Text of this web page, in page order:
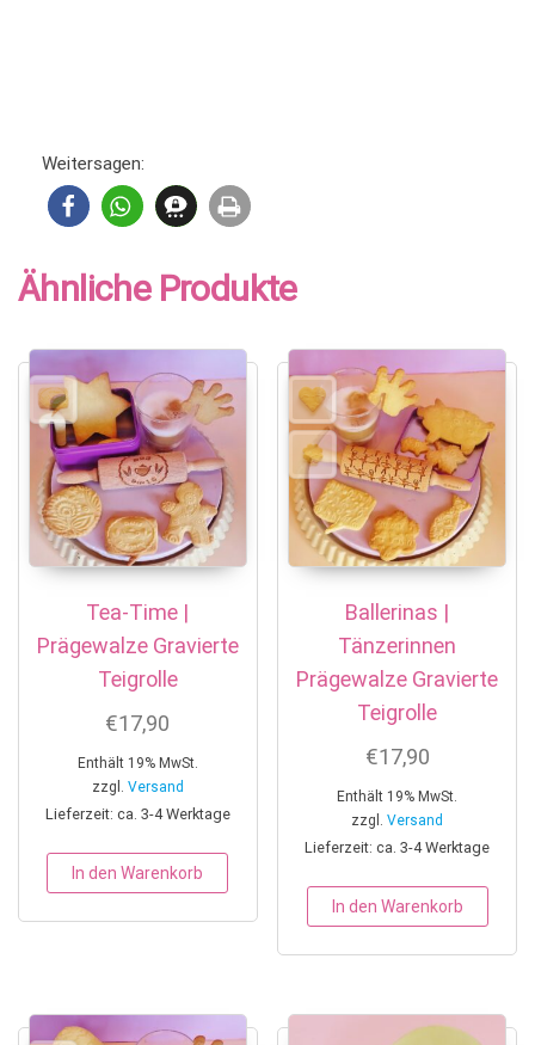
Weitersagen:
Ähnliche Produkte
Tea-Time |
Prägewalze Gravierte
Teigrolle
€17,90
Enthält 19% MwSt.
zzgl. Versand
Lieferzeit: ca. 3-4 Werktage
In den Warenkorb
Ballerinas |
Tänzerinnen
Prägewalze Gravierte
Teigrolle
€17,90
Enthält 19% MwSt.
zzgl.Versand
Lieferzeit: ca. 3-4 Werktage
In den Warenkorb